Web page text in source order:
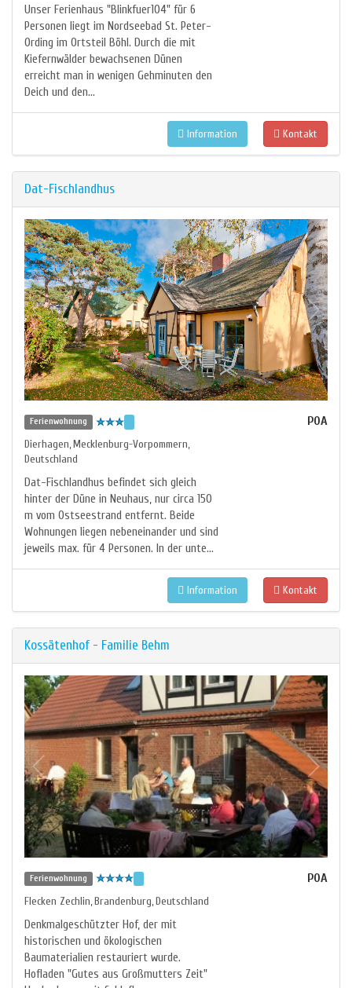
Unser Ferienhaus "Blinkfuer104" für 6
Personen liegt im Nordseebad St. Peter-
Ording im Ortsteil Böhl. Durch die mit
Kiefernwälder bewachsenen Dünen
erreicht man in wenigen Gehminuten den
Deich und den...
Kontakt
Information
Dat-Fischlandhus
Ferienwohnung
Dierhagen,Mecklenburg-Vorpommern,
Deutschland
Dat-Fischlandhus befindet sich gleich
hinter der Düne in Neuhaus, nur circa 150
m vom Ostseestrand entfernt. Beide
Wohnungen liegen nebeneinander und sind
jeweils max. für 4 Personen. In der unte...
POA
Kontakt
Information
Kossätenhof - Familie Behm
Ferienwohnung
Flecken Zechlin,Brandenburg,Deutschland
Denkmalgeschützter Hof, der mit
historischen und ökologischen
Baumaterialien restauriert wurde.
Hofladen "Gutes aus Großmutters Zeit"
POA